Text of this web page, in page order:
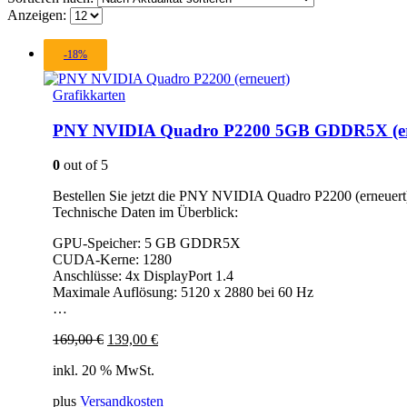
Anzeigen:
-18%
Grafikkarten
PNY NVIDIA Quadro P2200 5GB GDDR5X
0 out of 5
Bestellen Sie jetzt die PNY NVIDIA Quadro P2200
Technische Daten im Überblick:
GPU-Speicher: 5 GB GDDR5X
CUDA-Kerne: 1280
Anschlüsse: 4x DisplayPort 1.4
Maximale Auflösung: 5120 x 2880 bei 60 Hz
…
169,00€ Ursprünglicher
war:
139,00 €Aktueller
inkl. 20 % MwSt.
plus Versandkosten